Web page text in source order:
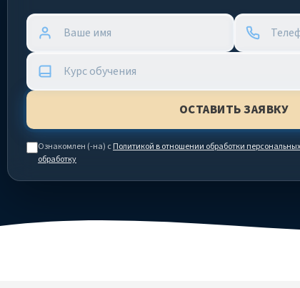
Ознакомлен (-на) сПолитикой в отношении обработки
обработку